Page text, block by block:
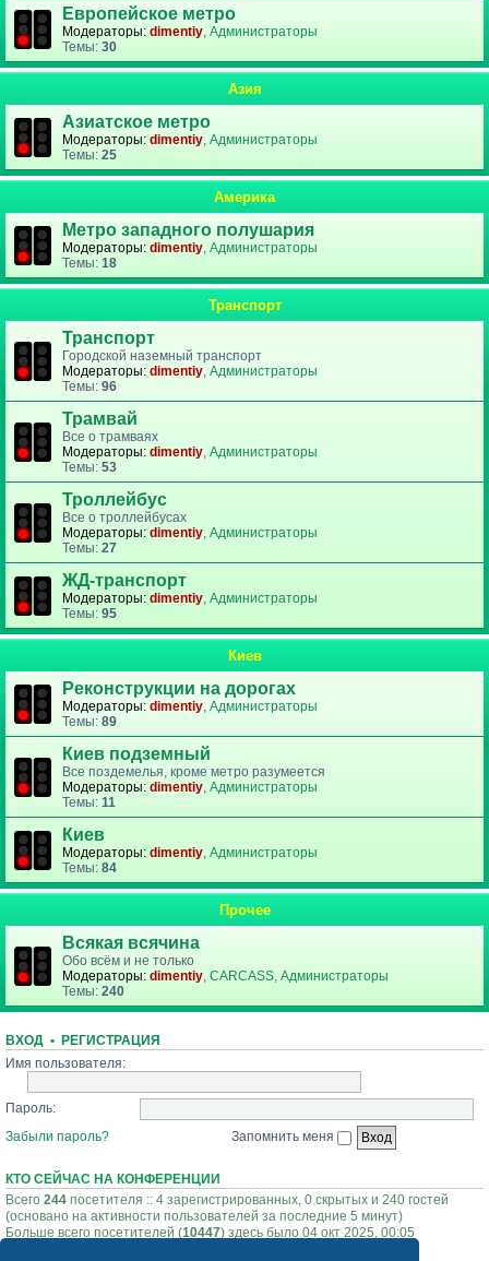
Европейское метро
Модераторы: dimentiy, Администраторы
Темы: 30
Азия
Азиатское метро
Модераторы: dimentiy, Администраторы
Темы: 25
Америка
Метро западного полушария
Модераторы: dimentiy, Администраторы
Темы: 18
Транспорт
Транспорт
Городской наземный транспорт
Модераторы: dimentiy, Администраторы
Темы: 96
Трамвай
Все о трамваях
Модераторы: dimentiy, Администраторы
Темы: 53
Троллейбус
Все о троллейбусах
Модераторы: dimentiy, Администраторы
Темы: 27
ЖД-транспорт
Модераторы: dimentiy, Администраторы
Темы: 95
Киев
Реконструкции на дорогах
Модераторы: dimentiy, Администраторы
Темы: 89
Киев подземный
Все поздемелья, кроме метро разумеется
Модераторы: dimentiy, Администраторы
Темы: 11
Киев
Модераторы: dimentiy, Администраторы
Темы: 84
Прочее
Всякая всячина
Обо всём и не только
Модераторы: dimentiy, CARCASS, Администраторы
Темы: 240
ВХОД • РЕГИСТРАЦИЯ
Имя пользователя:
Пароль:
Забыли пароль?
Запомнить меня
КТО СЕЙЧАС НА КОНФЕРЕНЦИИ
Всего 244 посетителя :: 4 зарегистрированных, 0 скрытых и 240 гостей
(основано на активности пользователей за последние 5 минут)
Больше всего посетителей (10447) здесь было 04 окт 2025, 00:05